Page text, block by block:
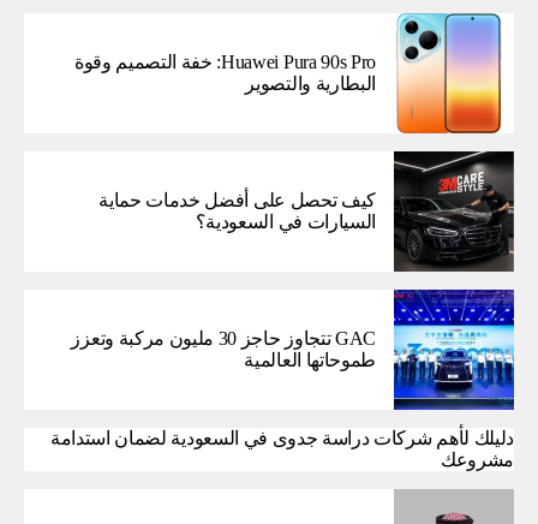
Huawei Pura 90s Pro: خفة التصميم وقوة
البطارية والتصوير
كيف تحصل على أفضل خدمات حماية
السيارات في السعودية؟
GAC تتجاوز حاجز 30 مليون مركبة وتعزز
طموحاتها العالمية
دليلك لأهم شركات دراسة جدوى في السعودية لضمان استدامة
مشروعك